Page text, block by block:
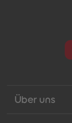
Über uns